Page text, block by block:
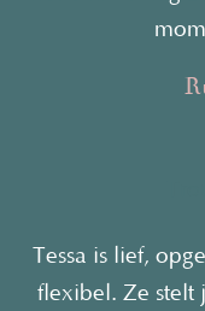
Tessa is lief,
flexibel. Ze stelt